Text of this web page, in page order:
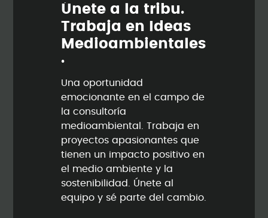
Únete a la tribu.
Trabaja en Ideas
Medioambienta les
.
Una oportunidad
emocionante en el campo de
la consultoría
medioambiental. Trabaja en
proyectos apasionantes que
tienen un impacto positivo en
el medio ambiente y la
sostenibilidad. Únete al
equipo y sé parte del cambio.